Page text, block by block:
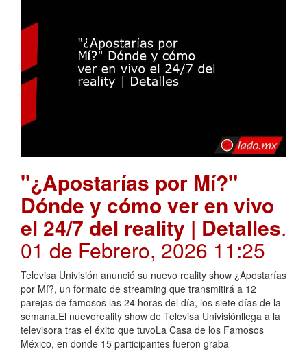
"¿Apostarías por Mí?"
Dónde y cómo ver en vivo
el 24/7 del reality | Detalles.
01 de Febrero, 2026 11:25
Televisa Univisión anunció su nuevo reality show ¿Apostarías
por Mí?, un formato de streaming que transmitirá a 12
parejas de famosos las 24 horas del día, los siete días de la
semana.El nuevoreality show de Televisa Univisiónllega a la
televisora tras el éxito que tuvoLa Casa de los Famosos
México, en donde 15 participantes fueron graba